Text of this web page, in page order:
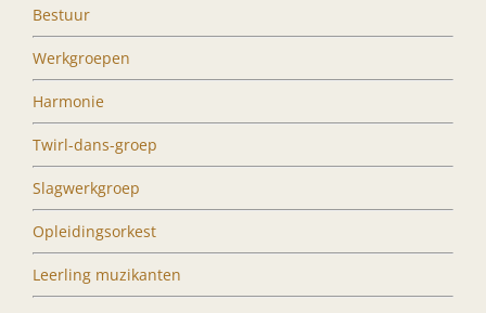
Bestuur
Werkgroepen
Harmonie
Twirl-dans-groep
Slagwerkgroep
Opleidingsorkest
Leerling muzikanten